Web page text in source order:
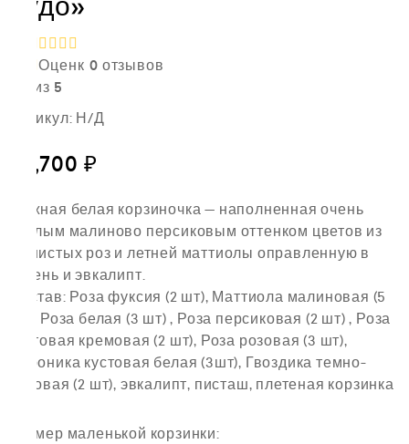
Оценк
из 5
0 отзывов
Артикул: Н/Д
21,700 ₽
Нежная белая корзиночка — наполненная очень
тёплым малиново персиковым оттенком цветов из
душистых роз и летней маттиолы оправленную в
зелень и эвкалипт.
Состав: Роза фуксия (2 шт), Маттиола малиновая (5
шт), Роза белая (3 шт) , Роза персиковая (2 шт) , Роза
кустовая кремовая (2 шт), Роза розовая (3 шт),
Вероника кустовая белая (3шт), Гвоздика темно-
розовая (2 шт), эвкалипт, писташ, плетеная корзинка
Размер маленькой корзинки: